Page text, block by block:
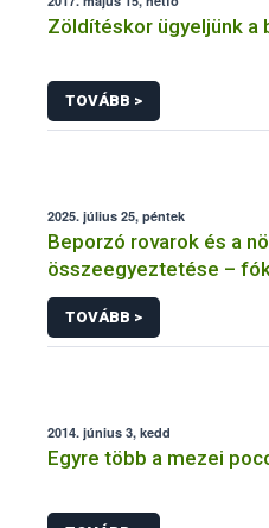
Zöldítéskor ügyeljünk a
TOVÁBB >
2025. július 25, péntek
Beporzó rovarok és a
összeegyeztetése –
TOVÁBB >
2014. június 3, kedd
Egyre több a mezei